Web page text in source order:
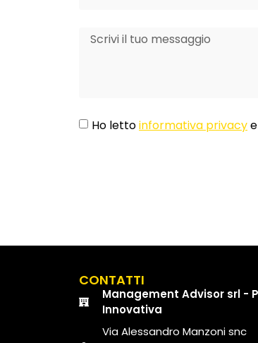
Ho lettoinformativa privacy
CONTATTI
Management Advisor srl -
Innovativa
Via Alessandro Manzoni snc